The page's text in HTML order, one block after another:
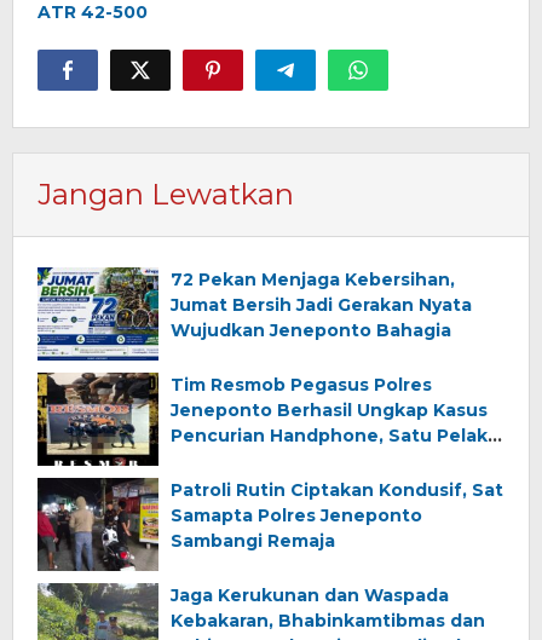
ATR 42-500
Jangan Lewatkan
72 Pekan Menjaga Kebersihan,
Jumat Bersih Jadi Gerakan Nyata
Wujudkan Jeneponto Bahagia
Tim Resmob Pegasus Polres
Jeneponto Berhasil Ungkap Kasus
Pencurian Handphone, Satu Pelaku
Patroli Rutin Ciptakan Kondusif, Sat
Samapta Polres Jeneponto
Sambangi Remaja
Jaga Kerukunan dan Waspada
Kebakaran, Bhabinkamtibmas dan